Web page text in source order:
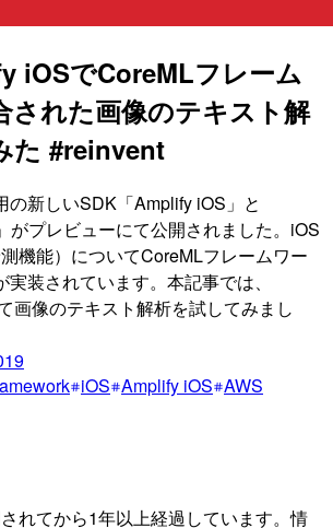
iOSでCoreMLフレーム
された画像のテキスト解
た #reinvent
の新しいSDK「Amplify iOS」と
がプレビューにて公開されました。iOS
機能）についてCoreMLフレームワー
装されています。本記事では、
画像のテキスト解析を試してみまし
iOS Amplify iOS AWS
れてから1年以上経過しています。情